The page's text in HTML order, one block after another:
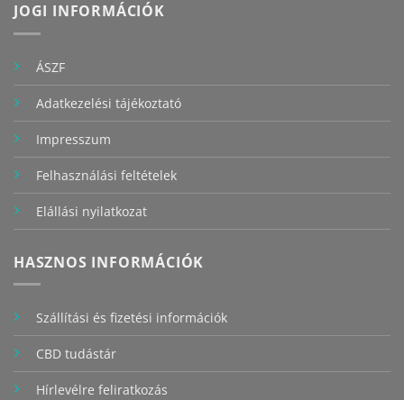
JOGI INFORMÁCIÓK
ÁSZF
Adatkezelési tájékoztató
Impresszum
Felhasználási feltételek
Elállási nyilatkozat
HASZNOS INFORMÁCIÓK
Szállítási és fizetési információk
CBD tudástár
Hírlevélre feliratkozás